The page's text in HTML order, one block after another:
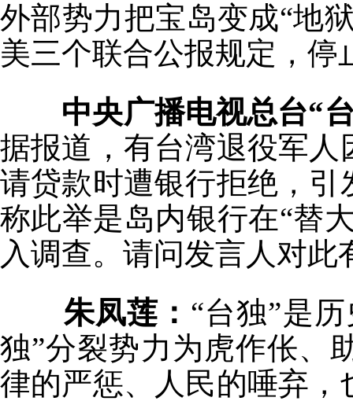
外部势力把宝岛变成“地
美三个联合公报规定，停
中央广播电视总台“
据报道，有台湾退役军
请贷款时遭银行拒绝，
称此举是岛内银行在“替
入调查。请问发言人对此
朱凤莲： “台独”是
独”分裂势力为虎作伥、
律的严惩、人民的唾弃